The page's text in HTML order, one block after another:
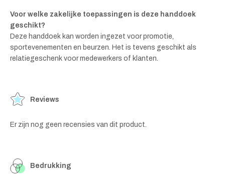
Voor welke zakelijke toepassingen is deze handdoek
geschikt?
Deze handdoek kan worden ingezet voor promotie,
sportevenementen en beurzen. Het is tevens geschikt als
relatiegeschenk voor medewerkers of klanten.
Reviews
Er zijn nog geen recensies van dit product.
Bedrukking